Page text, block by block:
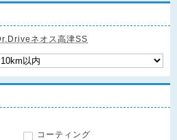
ネオス高津SS
コーティング